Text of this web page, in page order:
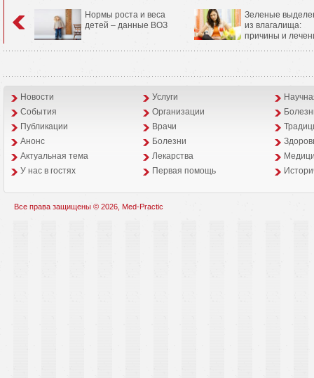
Нормы роста и веса
детей – данные ВОЗ
Зеленые
из влагалища:
причины и
Новости Услуги
События
Организации
Публикации
Врачи
Анонс
Болезни
Aктуальная тема
Лекарства
У нас в гостях
Первая помощь
Все права защищены © 2026, Med-Practic